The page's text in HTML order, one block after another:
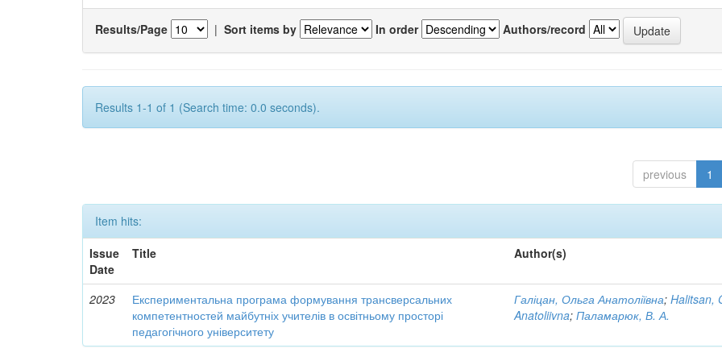
Results/Page | Sort items by In order Authors/record
Results 1-1 of 1 (Search time: 0.0 seconds).
previous 1
Item hits:
Issue
Date
Title Author(s)
2023
Експериментальна програма формування трансверсальних
компетентностей майбутніх учителів в освітньому просторі
педагогічного університету
Галіцан, Ольга Анатоліївна;Halitsan,
Anatoliivna;Паламарюк, В. А.